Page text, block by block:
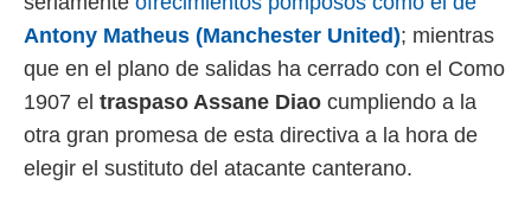
ni para
o
aunque
no
Puedes
Antony Matheus (Manchester United); mientras
que en el plano de salidas ha cerrado con el Como
1907 el traspaso Assane Diao cumpliendo a la
otra gran promesa de esta directiva a la hora de
elegir el sustituto del atacante canterano.